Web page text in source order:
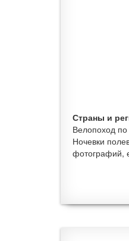
Страны и
Велопоход
Ночевки
фотографий,